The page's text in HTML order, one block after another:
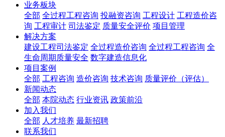
业务板块
全部 全过程工程咨询 投融资咨询 工程设计 工程造价咨
询 工程审计 司法鉴定 质量安全评价 项目管理
解决方案
建设工程司法鉴定 全过程造价咨询 全过程工程咨询 全
生命周期质量安全 数字建造信息化
项目案例
全部 工程咨询 造价咨询 技术咨询 质量评价（评估）
新闻动态
全部 本院动态 行业资讯 政策前沿
加入我们
全部 人才培养 最新招聘
联系我们